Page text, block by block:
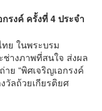
รงค์ ครั้งที่ 4 ประจำ
ย ในพระบรม
างภาพที่สนใจ ส่งผล
ย “พิศเจริญเอกรงค์
วัลถ้วยเกียรติยศ